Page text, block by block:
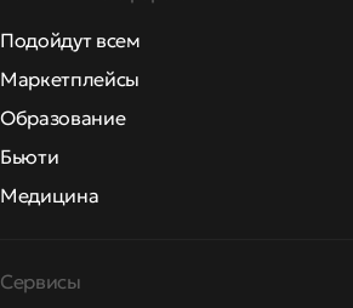
Подойдут всем
Маркетплейсы
Образование
Бьюти
Медицина
Сервисы